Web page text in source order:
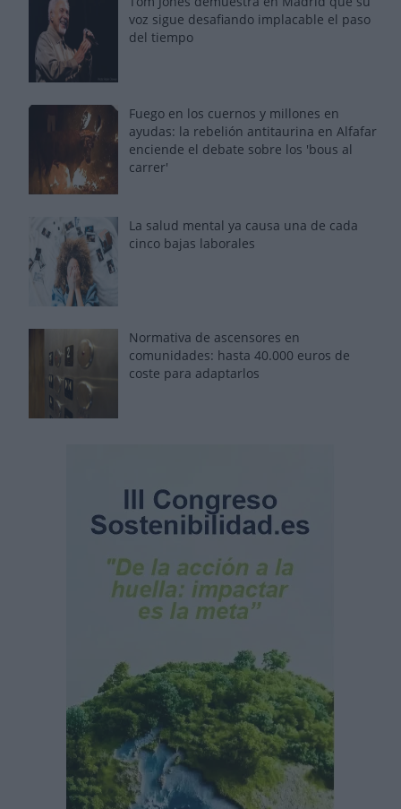
voz sigue desafiando implacable el paso
del tiempo
Fuego en los cuernos y millones en
ayudas: la rebelión antitaurina en Alfafar
enciende el debate sobre los 'bous al
carrer'
La salud mental ya causa una de cada
cinco bajas laborales
Normativa de ascensores en
comunidades: hasta 40.000 euros de
coste para adaptarlos